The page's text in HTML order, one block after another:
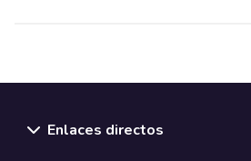
Enlaces directos